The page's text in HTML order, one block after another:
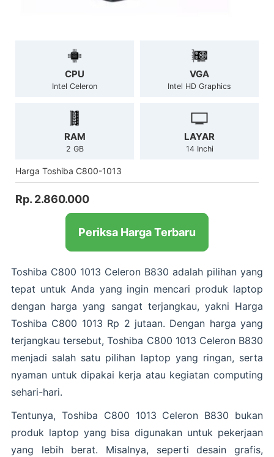
CPU
Intel Celeron
VGA
Intel HD Graphics
RAM
2 GB
LAYAR
14 Inchi
Harga Toshiba C800-1013
Rp. 2.860.000
Periksa Harga Terbaru
Toshiba C800 1013 Celeron B830 adalah pilihan yang
tepat untuk Anda yang ingin mencari produk laptop
dengan harga yang sangat terjangkau, yakni Harga
Toshiba C800 1013 Rp 2 jutaan. Dengan harga yang
terjangkau tersebut, Toshiba C800 1013 Celeron B830
menjadi salah satu pilihan laptop yang ringan, serta
nyaman untuk dipakai kerja atau kegiatan computing
sehari-hari.
Tentunya, Toshiba C800 1013 Celeron B830 bukan
produk laptop yang bisa digunakan untuk pekerjaan
yang lebih berat. Misalnya, seperti desain grafis,